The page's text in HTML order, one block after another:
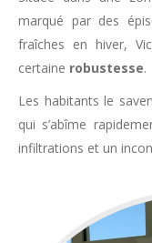
marqué par des
fraîches en hiver,
certaine robustesse.
Les habitants le
qui s’abîme
infiltrations et un